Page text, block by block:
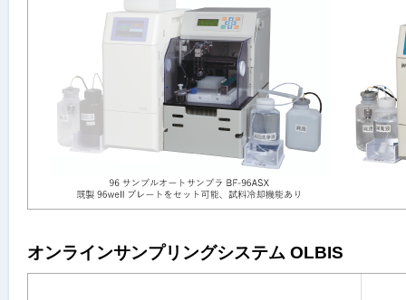
オンラインサンプリングシステム OLBIS